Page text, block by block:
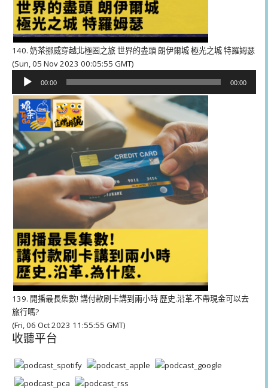
140. 奶茶挪威穿越北極圈之旅 世界的盡頭 朗伊爾城 極光之城 特羅姆瑟
(Sun, 05 Nov 2023 00:05:55 GMT)
播
放
器
00:00 00:00
139. 開播最長集數! 講付款刷卡講到兩小時 歷史.沿革.不帶現金可以去
旅行嗎?
(Fri, 06 Oct 2023 11:55:55 GMT)
收聽平台